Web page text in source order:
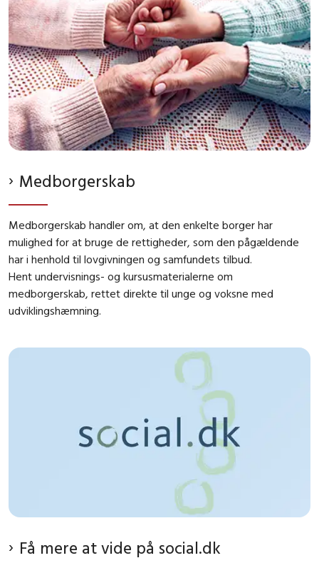
Medborgerskab
Medborgerskab handler om, at den enkelte borger har
mulighed for at bruge de rettigheder, som den pågældende
har i henhold til lovgivningen og samfundets tilbud.
Hent undervisnings- og kursusmaterialerne om
medborgerskab, rettet direkte til unge og voksne med
udviklingshæmning.
Få mere at vide på social.dk